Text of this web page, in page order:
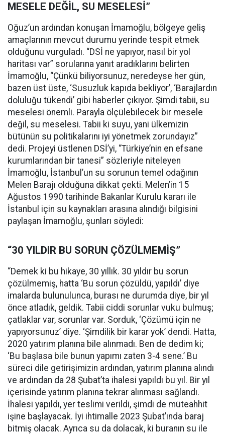
MESELE DEĞİL, SU MESELESİ”
Oğuz’un ardından konuşan İmamoğlu, bölgeye geliş
amaçlarının mevcut durumu yerinde tespit etmek
olduğunu vurguladı. “DSİ ne yapıyor, nasıl bir yol
haritası var” sorularına yanıt aradıklarını belirten
İmamoğlu, “Çünkü biliyorsunuz, neredeyse her gün,
bazen üst üste, ‘Susuzluk kapıda bekliyor’, ‘Barajlardın
doluluğu tükendi’ gibi haberler çıkıyor. Şimdi tabii, su
meselesi önemli. Parayla ölçülebilecek bir mesele
değil, su meselesi. Tabii ki suyu, yani ülkemizin
bütünün su politikalarını iyi yönetmek zorundayız”
dedi. Projeyi üstlenen DSİ’yi, “Türkiye’nin en efsane
kurumlarından bir tanesi” sözleriyle niteleyen
İmamoğlu, İstanbul’un su sorunun temel odağının
Melen Barajı olduğuna dikkat çekti. Melen’in 15
Ağustos 1990 tarihinde Bakanlar Kurulu kararı ile
İstanbul için su kaynakları arasına alındığı bilgisini
paylaşan İmamoğlu, şunları söyledi:
“30 YILDIR BU SORUN ÇÖZÜLMEMİŞ”
“Demek ki bu hikaye, 30 yıllık. 30 yıldır bu sorun
çözülmemiş, hatta ‘Bu sorun çözüldü, yapıldı’ diye
imalarda bulunulunca, burası ne durumda diye, bir yıl
önce atladık, geldik. Tabii ciddi sorunlar vuku bulmuş;
çatlaklar var, sorunlar var. Sorduk, ‘Çözümü için ne
yapıyorsunuz’ diye. ‘Şimdilik bir karar yok’ dendi. Hatta,
2020 yatırım planına bile alınmadı. Ben de dedim ki;
‘Bu başlasa bile bunun yapımı zaten 3-4 sene.’ Bu
süreci dile getirişimizin ardından, yatırım planına alındı
ve ardından da 28 Şubat’ta ihalesi yapıldı bu yıl. Bir yıl
içerisinde yatırım planına tekrar alınması sağlandı.
İhalesi yapıldı, yer teslimi verildi, şimdi de müteahhit
işine başlayacak. İyi ihtimalle 2023 Şubat’ında baraj
bitmiş olacak. Ayrıca su da dolacak, ki buranın su ile